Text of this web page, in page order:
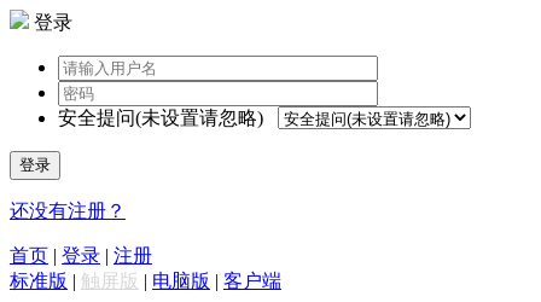
登录
安全提问(未设置请忽略)
登录
还没有注册？
首页 | 登录 | 注册
标准版 | 触屏版 | 电脑版 | 客户端